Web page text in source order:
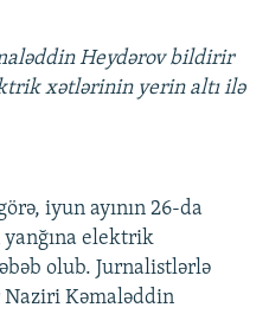
Heydərov bildirir
xətlərinin yerin altı ilə
iyun ayının 26-da
elektrik
olub. Jurnalistlərlə
Naziri Kəmaləddin